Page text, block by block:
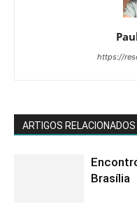
https://
ARTIGOS RELACIONADOS
Brasília